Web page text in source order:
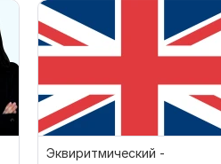
Эквиритмический -